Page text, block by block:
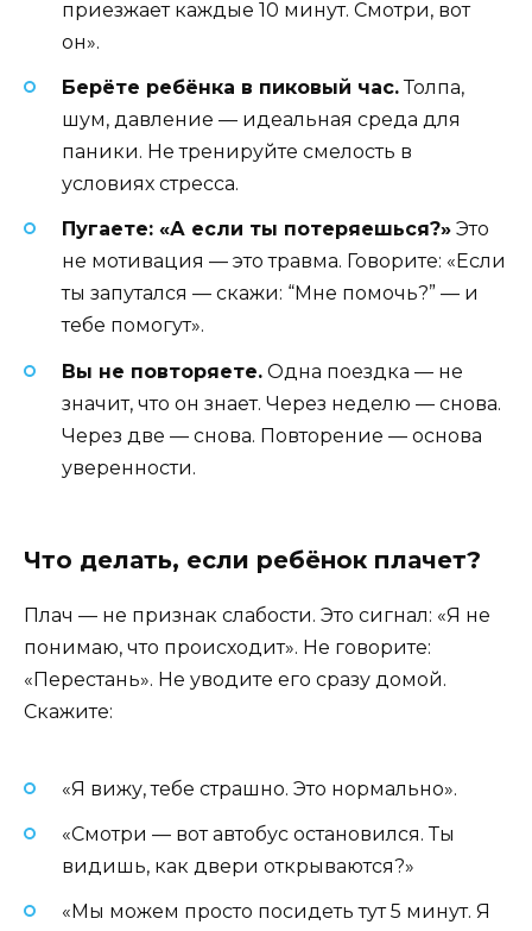
приезжает каждые 10 минут. Смотри, вот
он».
Берёте ребёнка в пиковый час.Толпа,
шум, давление — идеальная среда для
паники. Не тренируйте смелость в
условиях стресса.
Пугаете: «А если ты потеряешься?» Это
не мотивация — это травма. Говорите: «Если
ты запутался — скажи: “Мне помочь?” — и
тебе помогут».
Вы не повторяете. Одна поездка — не
значит, что он знает. Через неделю — снова.
Через две — снова. Повторение — основа
уверенности.
Что делать, если ребёнок плачет?
Плач — не признак слабости. Это сигнал: «Я не
понимаю, что происходит». Не говорите:
«Перестань». Не уводите его сразу домой.
Скажите:
«Я вижу, тебе страшно. Это нормально».
«Смотри — вот автобус остановился. Ты
видишь, как двери открываются?»
«Мы можем просто посидеть тут 5 минут. Я